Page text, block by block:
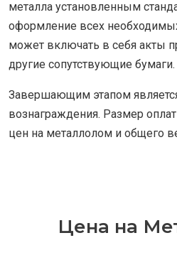
металла установленным
оформление всех
может включать в себя акты
другие сопутствующие бумаги.
Завершающим этапом
вознаграждения. Размер
цен на металлолом и общего
Цена на